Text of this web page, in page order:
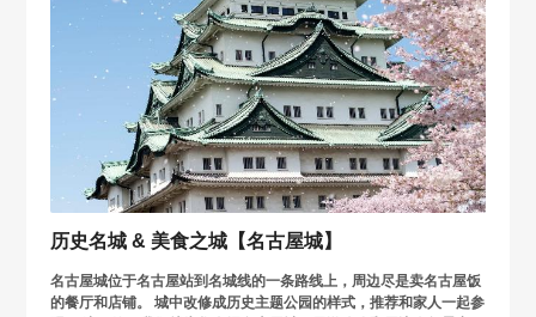
历史名城 & 美食之城【名古屋城】
名古屋城位于名古屋站到名城线的一条路线上，周边尽是卖名古屋饭
的餐厅和店铺。 城中改修成历史主题公园的样式，推荐和家人一起参